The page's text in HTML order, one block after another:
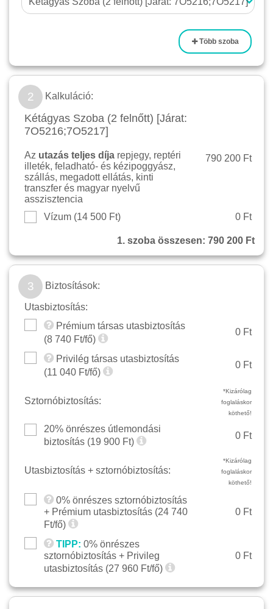
Több szoba
2 Kalkuláció:
Kétágyas Szoba (2 felnőtt) [Járat:
7O5216;7O5217]
Az utazás teljes díja repjegy, reptéri
illeték, feladható- és kézipoggyász,
szállás, megadott ellátás, kinti
transzfer és magyar nyelvű
asszisztencia
790 200 Ft
Vízum (14 500 Ft) 0 Ft
1. szoba összesen: 790 200 Ft
3 Biztosítások:
Utasbiztosítás:
Prémium társas utasbiztosítás
(8 740 Ft/fő)
0 Ft
Privilég társas utasbiztosítás
(11 040 Ft/fő)
0 Ft
Sztornóbiztosítás:
*Kizárólag
foglaláskor
köthető!
20% önrészes útlemondási
biztosítás (19 900 Ft)
0 Ft
Utasbiztosítás + sztornóbiztosítás:
*Kizárólag
foglaláskor
köthető!
0% önrészes sztornóbiztosítás
+ Prémium utasbiztosítás (24 740
Ft/fő)
0 Ft
TIPP: 0% önrészes
sztornóbiztosítás + Privileg
utasbiztosítás (27 960 Ft/fő)
0 Ft